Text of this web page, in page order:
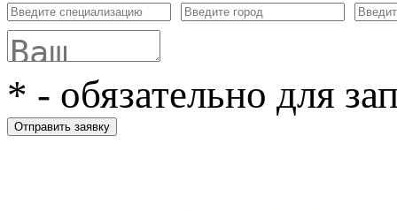
* - обязательно для
Отправить заявку